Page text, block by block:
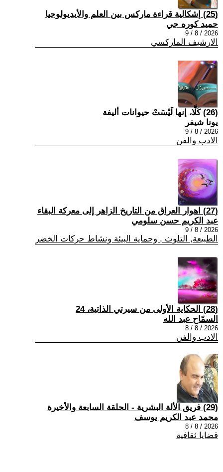
(25) إشكالية قراءة ماركس بين العلم والأيديولوجيا
حميد كوره جي
2026 / 8 / 9
الارشيف الماركسي
(26) كَلَّا، إنها لَيْسَتْ حيوانات أليفة
يونا شيفر
2026 / 8 / 9
الادب والفن
(27) اهوار العراق من التاريخ الزاهر إلى معركة البقاء
عبد الكريم حسن سلومي
2026 / 8 / 9
الطبيعة, التلوث , وحماية البيئة ونشاط حركات الخضر
(28) الحكاية الأولى من سيرتي الذاتية، 24
السمّاح عبد الله
2026 / 8 / 8
الادب والفن
(29) فريق الألة البشرية - الحلقة السابعة والأخيرة
محمد عبد الكريم يوسف
2026 / 8 / 8
قضايا ثقافية